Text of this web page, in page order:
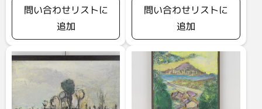
問い合わせリストに
追加
問い合わせリストに
追加